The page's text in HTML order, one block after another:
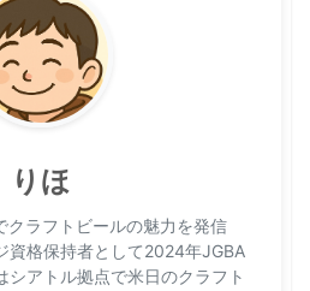
りほ
クラフトビールの魅力を発信
資格保持者として2024年JGBA
シアトル拠点で米日のクラフト